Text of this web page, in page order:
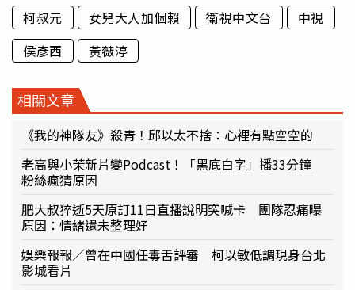
柯叔元 女兒大人加個賴 衛視中文台
中視
侯彥西
黃薇渟
相關文章
《我的神隊友》殺青！邱以太不捨：心裡有點空空的
老高與小茉新片變Podcast！「黑底白字」播33分鐘
粉絲瘋猜原因
肥大叔猝逝5天原訂11日直播說明突喊卡 團隊忍痛曝
原因：情緒還未整理好
娛樂報報／曾在中國任毒舌評審 柯以敏低調現身台北
影城看片